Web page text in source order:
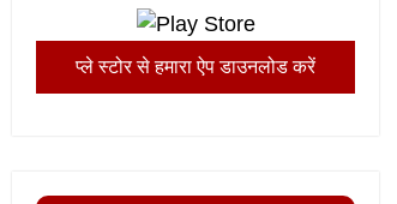
प्ले स्टोर से हमारा ऐप डाउनलोड करें